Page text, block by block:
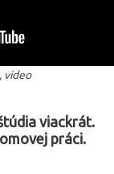
video
viackrát.
práci.